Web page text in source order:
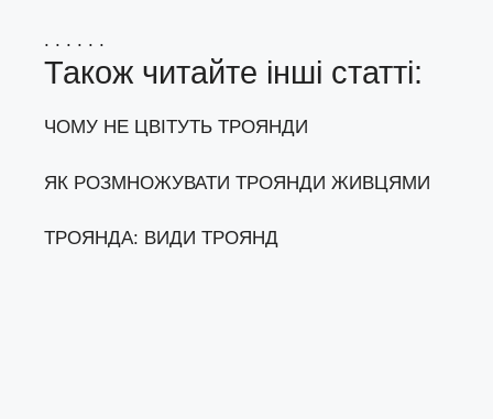
. . . . . .
Також читайте інші статті:
ЧОМУ НЕ ЦВІТУТЬ ТРОЯНДИ
ЯК РОЗМНОЖУВАТИ ТРОЯНДИ ЖИВЦЯМИ
ТРОЯНДА: ВИДИ ТРОЯНД